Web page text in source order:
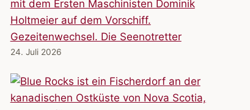
Gezeitenwechsel. Die Seenotretter
24. Juli 2026